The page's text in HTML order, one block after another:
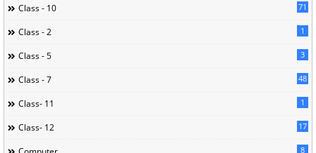
Class - 10 71
Class - 2 1
Class - 5 3
Class - 7 48
Class- 11 1
Class- 12 17
8